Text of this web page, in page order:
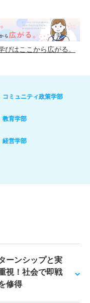
はここから広がる。
コミュニティ政策学部
教育学部
経営学部
ーンシップと実
視！社会で即戦
修得